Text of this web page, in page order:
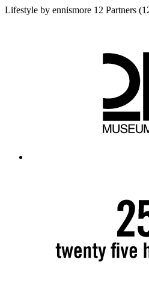
Lifestyle by ennismore 12 Partners